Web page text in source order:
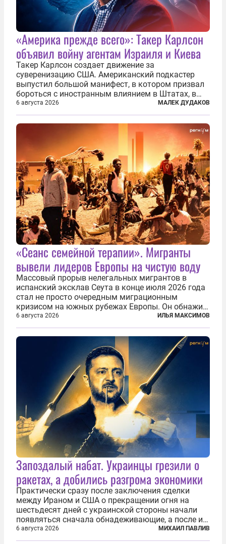
«Америка прежде всего»: Такер Карлсон
объявил войну агентам Израиля и Киева
Такер Карлсон создает движение за
суверенизацию США. Американский подкастер
выпустил большой манифест, в котором призвал
бороться с иностранным влиянием в Штатах, в
первую очередь имея в виду Израиль. А также
прекратить заморские войны, выплатить
репарации Ирану, остановить прием мигрантов...
6 августа 2026 МАЛЕК ДУДАКОВ
«Сеанс семейной терапии». Мигранты
вывели лидеров Европы на чистую воду
Массовый прорыв нелегальных мигрантов в
испанский эксклав Сеута в конце июля 2026 года
стал не просто очередным миграционным
кризисом на южных рубежах Европы. Он обнажил
фундаментальный раскол внутри Евросоюза,
продемонстрировав, что десятилетиями
выстраивавшаяся миграционная политика ЕС
6 августа 2026 ИЛЬЯ МАКСИМОВ
Запоздалый набат. Украинцы грезили о
ракетах, а добились разгрома экономики
Практически сразу после заключения сделки
между Ираном и США о прекращении огня на
шестьдесят дней с украинской стороны начали
появляться сначала обнадеживающие, а после и
вовсе бравурные заявления про некий «перелом»
в войне. Вероятно, в сознании первых лиц
6 августа 2026 МИХАИЛ ПАВЛИВ